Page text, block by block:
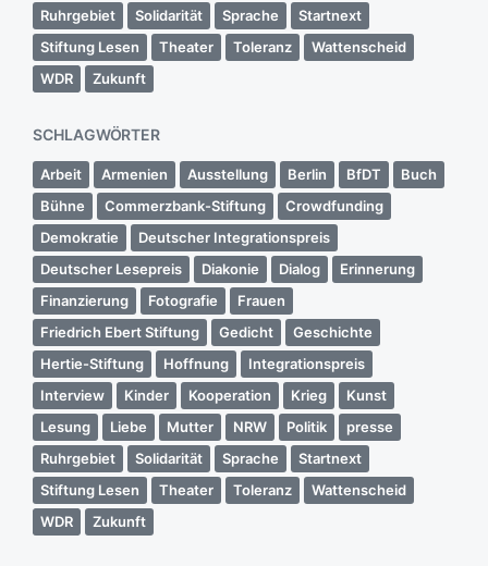
Ruhrgebiet
Solidarität Sprache
Startnext
Stiftung Lesen
Theater Toleranz
Wattenscheid
WDR
Zukunft
SCHLAGWÖRTER
Arbeit Armenien Ausstellung Berlin BfDT
Buch
Bühne
Commerzbank-Stiftung
Crowdfunding
Demokratie
Deutscher Integrationspreis
Deutscher Lesepreis
Diakonie Dialog
Erinnerung
Finanzierung
Fotografie
Frauen
Friedrich Ebert Stiftung
Gedicht
Geschichte
Hertie-Stiftung
Hoffnung
Integrationspreis
Interview
Kinder Kooperation Krieg
Kunst
Lesung
Liebe Mutter NRW Politik
presse
Ruhrgebiet
Solidarität Sprache
Startnext
Stiftung Lesen
Theater Toleranz
Wattenscheid
WDR
Zukunft